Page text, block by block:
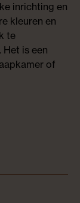
inrichting en
kleuren en
te
Het is een
of